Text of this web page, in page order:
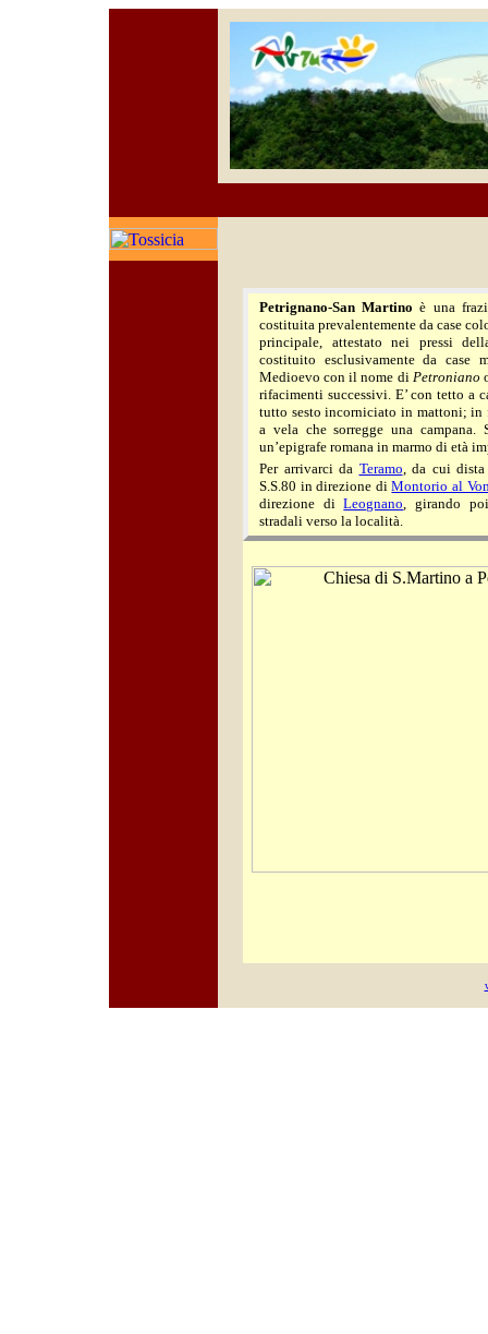
Petrignano-San Martino è una
costituita prevalentemente da case
principale, attestato nei pressi
costituito esclusivamente da
Medioevo con il nome di Petroniano
rifacimenti successivi. E’ con tetto a
tutto sesto incorniciato in mattoni; in
a vela che sorregge una campana.
un’epigrafe romana in marmo di età
Per arrivarci da Teramo, da cui
S.S.80 in direzione diMontorio al
direzione diLeognano, girando
stradali verso la località.